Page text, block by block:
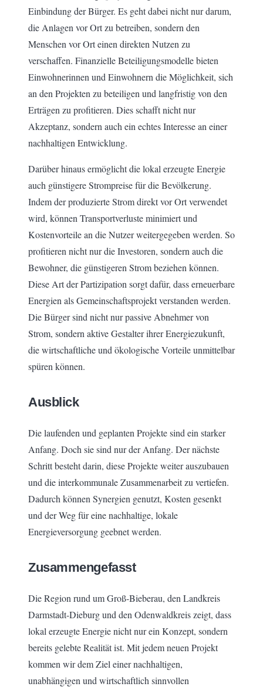
Einbindung der Bürger. Es geht dabei nicht nur darum,
die Anlagen vor Ort zu betreiben, sondern den
Menschen vor Ort einen direkten Nutzen zu
verschaffen. Finanzielle Beteiligungsmodelle bieten
Einwohnerinnen und Einwohnern die Möglichkeit, sich
an den Projekten zu beteiligen und langfristig von den
Erträgen zu profitieren. Dies schafft nicht nur
Akzeptanz, sondern auch ein echtes Interesse an einer
nachhaltigen Entwicklung.
Darüber hinaus ermöglicht die lokal erzeugte Energie
auch günstigere Strompreise für die Bevölkerung.
Indem der produzierte Strom direkt vor Ort verwendet
wird, können Transportverluste minimiert und
Kostenvorteile an die Nutzer weitergegeben werden. So
profitieren nicht nur die Investoren, sondern auch die
Bewohner, die günstigeren Strom beziehen können.
Diese Art der Partizipation sorgt dafür, dass erneuerbare
Energien als Gemeinschaftsprojekt verstanden werden.
Die Bürger sind nicht nur passive Abnehmer von
Strom, sondern aktive Gestalter ihrer Energiezukunft,
die wirtschaftliche und ökologische Vorteile unmittelbar
spüren können.
Ausblick
Die laufenden und geplanten Projekte sind ein starker
Anfang. Doch sie sind nur der Anfang. Der nächste
Schritt besteht darin, diese Projekte weiter auszubauen
und die interkommunale Zusammenarbeit zu vertiefen.
Dadurch können Synergien genutzt, Kosten gesenkt
und der Weg für eine nachhaltige, lokale
Energieversorgung geebnet werden.
Zusammengefasst
Die Region rund um Groß-Bieberau, den Landkreis
Darmstadt-Dieburg und den Odenwaldkreis zeigt, dass
lokal erzeugte Energie nicht nur ein Konzept, sondern
bereits gelebte Realität ist. Mit jedem neuen Projekt
kommen wir dem Ziel einer nachhaltigen,
unabhängigen und wirtschaftlich sinnvollen